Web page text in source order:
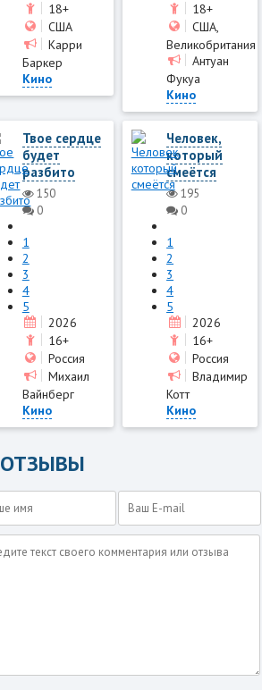
18+
США
Карри
Баркер
Кино
18+
США,
Великобритания
Антуан
Фукуа
Кино
Твое сердце
будет
разбито
150
0
1
2
3
4
5
2026
16+
Россия
Михаил
Вайнберг
Кино
Человек,
который
смеётся
195
0
1
2
3
4
5
2026
16+
Россия
Владимир
Котт
Кино
ОТЗЫВЫ